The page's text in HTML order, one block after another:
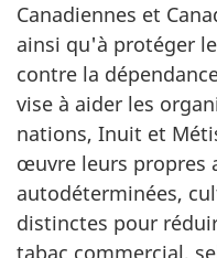
Canadiennes et
ainsi qu'à protéger
contre la
vise à aider les
nations, Inuit et
œuvre leurs propres
autodéterminées,
distinctes pour
tabac commercial,